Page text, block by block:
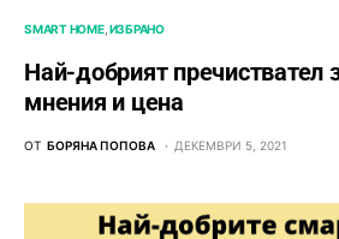
SMART HOME ИЗБРАНО
Най-добрият пречиствател
мнения и цена
ОТ БОРЯНА ПОПОВА ДЕКЕМВРИ 5, 2021